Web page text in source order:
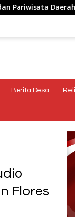
Sinergi Lintas
Berita Desa
Flores